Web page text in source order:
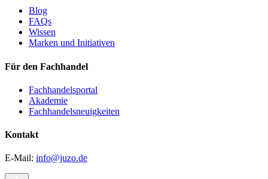
Blog
FAQs
Wissen
Marken und Initiativen
Für den Fachhandel
Fachhandelsportal
Akademie
Fachhandelsneuigkeiten
Kontakt
E-Mail: info@juzo.de